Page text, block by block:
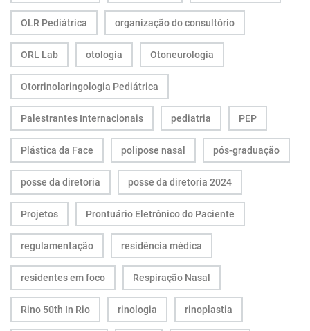
OLR Pediátrica organização do consultório
ORL Lab otologia Otoneurologia
Otorrinolaringologia Pediátrica
Palestrantes Internacionais pediatria PEP
Plástica da Face polipose nasal pós-graduação
posse da diretoria posse da diretoria 2024
Projetos Prontuário Eletrônico do Paciente
regulamentação residência médica
residentes em foco Respiração Nasal
Rino 50th In Rio rinologia rinoplastia